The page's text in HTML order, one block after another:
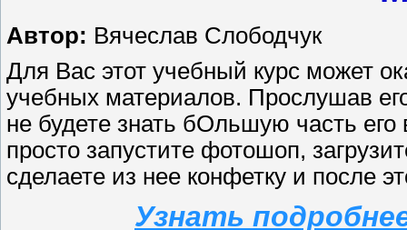
Автор: Вячеслав Слободчук
Для Вас этот учебный курс может
учебных материалов. Прослушав
не будете знать бОльшую часть
просто запустите фотошоп,
сделаете из нее конфетку и после
Узнать